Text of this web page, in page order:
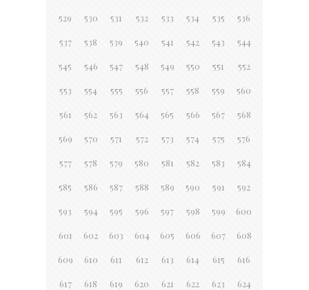
529 530 531 532 533 534 535 536
537 538 539 540 541 542 543 544
545 546 547 548 549 550 551 552
553 554 555 556 557 558 559 560
561 562 563 564 565 566 567 568
569 570 571 572 573 574 575 576
577 578 579 580 581 582 583 584
585 586 587 588 589 590 591 592
593 594 595 596 597 598 599 600
601 602 603 604 605 606 607 608
609 610 611 612 613 614 615 616
617 618 619 620 621 622 623 624